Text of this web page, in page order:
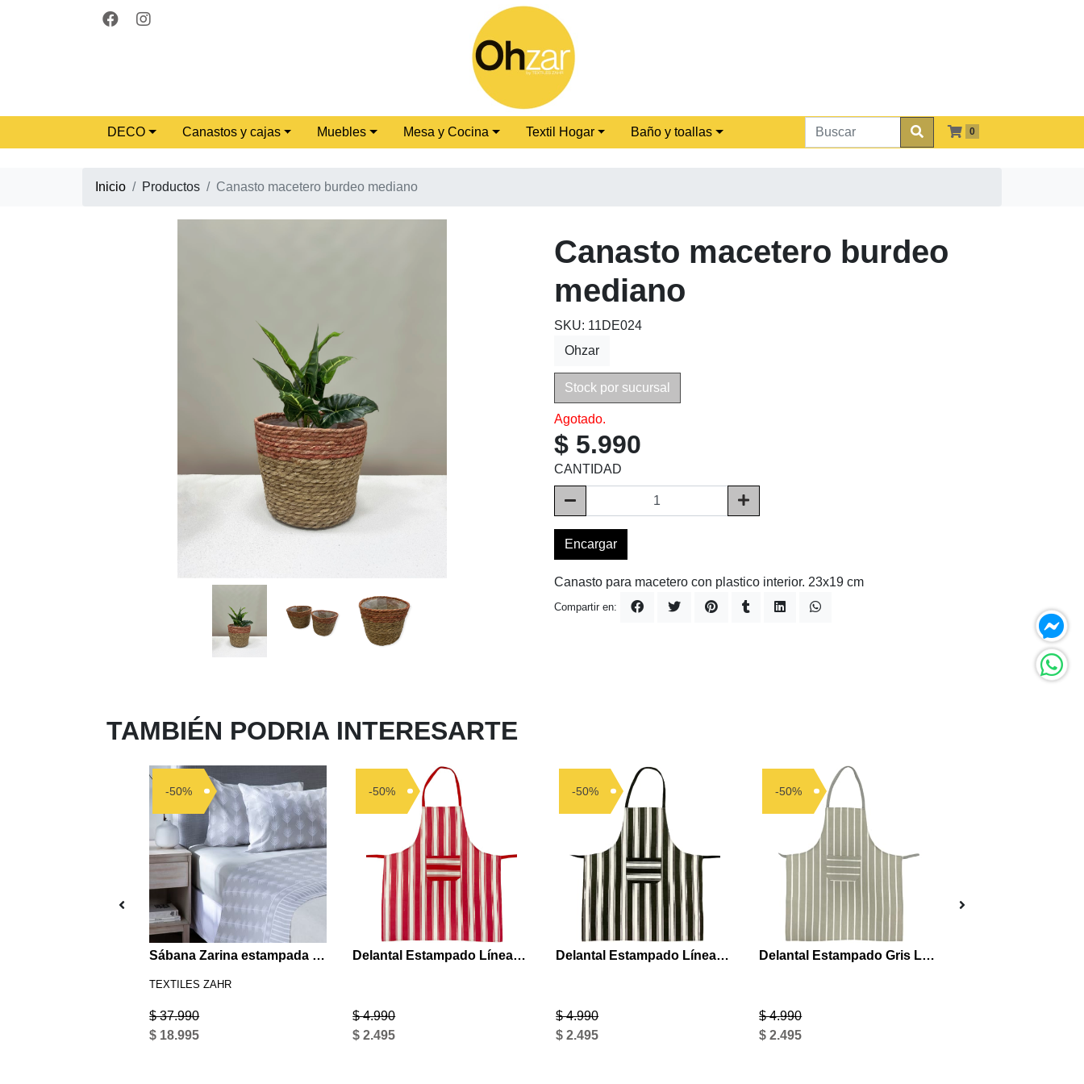
0
DECO Canastos y cajas Muebles Mesa y Cocina Textil Hogar Baño y toallas
Inicio Productos Canasto macetero burdeo mediano
Canasto macetero burdeo
mediano
SKU: 11DE024
Ohzar
Stock por sucursal
Agotado.
$ 5.990
CANTIDAD
Encargar
Canasto para macetero con plastico interior. 23x19 cm
Compartir en:
TAMBIÉN PODRIA INTERESARTE
-50%
Sábana Zarina estampada 2P Hojas grises
TEXTILES ZAHR
$ 37.990
$ 18.995
-50%
Delantal Estampado Líneas Rojas
$ 4.990
$ 2.495
-50%
Delantal Estampado Líneas Negras
$ 4.990
$ 2.495
-50%
Delantal Estampado Gris Listado
$ 4.990
$ 2.495